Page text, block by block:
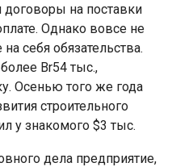
на поставки
Однако вовсе не
себя обязательства.
Br54 тыс.,
Осенью того же года
строительного
у знакомого $3 тыс.
дела предприятие,